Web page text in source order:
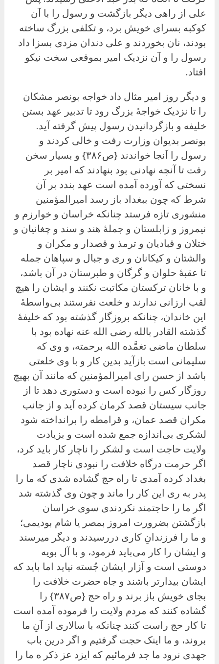
على از راهی دیگر بازگشت و رسول را با آن
کوکبه بسرای خویش برد، و تکلفی بزرگ ساخته
بودند، نان بخوردند و علی دندان مزدی بسزا داد
رسول را و آن نزدیک امیر بموقعی سخت نیکو
افتاد.
و دیگر روز امیر مثال داد خواجه بونصر مشکان
را تا نزدیک خواجهٔ بزرگ رود تا تدبیر عهد بستن
خلیفه و بازگردانیدن رسول پیش گرفته آید.
بونصر بدیوان وزارت رفت و خالی کردند و
رسول را آنجا خواندند {ص۳۸۶} و بسیار سخن
رفت تا آنچه نهادنی بود بنهادند که امیر بر
نسختی که آورده آمده است عهد بندد بر آن
شرط که چون ببغداد باز رسد امیرالمؤمنین
منشوری تازه فرستد چنانکه خراسان و خوارزم و
نیمروز و زابلستان و جملهٔ هند و سند و چغانیان و
ختلان و قبادیان و ترمذ و قصدار و مکران و
والشتان و کیکانان و ری و جبال و سپاهان جمله
تا عقبهٔ حلوان و گرگان و طبرستان در آن باشد،
و با خانان ترکستان مکاتبت نکنند و ایشان را هیچ
لقب ارزانی ندارند و خلعت نفرستند بی‌واسطهٔ
این خاندان، چنانکه بروزگار گذشته بود که خلیفهٔ
گذشته القادر بالله رضی الله عنه نهاده بود با
سلطان ماضی تغمَّده الله برحمته، و وی که
سلیمانی است بازآید بدین کار و با وی خلعتی
باشد از حسن رای امیرالمؤمنین که مانند آن بهیچ
روزگار کس را نبوده است و دستوری دهد تا از
جانب سیستان قصد کرمان کرده آید و از جانب
مکران قصد عمان، و قرامطه را برانداخته شود
لشکری بی‌اندازه جمع شده است و بزیادت
ولایت حاجت است و لشکر را ناچار کار باید کرد،
اگر حرمت درگاه خلافت را نبودی ناچار قصد
بغداد کرده آمدی تا راه حج گشاده شدی که ما را
پدر به ری این کار را ماند و چون وی گذشته شد
اگر ما را حاجتمند نکردندی سوی خراسان
بازگشتن بضرورت امروز بمصر یا شام بودیمی؛
و ما را فرزندانِ کاری دررسیدند و دیگر میرسند
و ایشان را کار می‌باید فرمود، و با آل بویه
دوستی است و آزار ایشان جُسته نیاید اما باید که
ایشان بیدارتر باشند و جاه حضرت خلافت را
بجای خویش باز برند و راه حج {ص۳۸۷} را
گشاده کنند که مردم ولایت را فرموده آمده است
تا کار حج راست کنند چنانکه با سالاری از آنِ ما
بروند، و ما اینک حجت گرفتیم و اگر درین باب
جهدی نرود ما جد فرمائیم که ایزد عز ذکر ه ما را